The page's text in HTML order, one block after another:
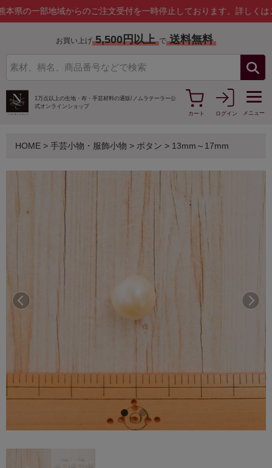
部地域からのご注文受付を一時停止しております。詳しくはこちら
お買い上げ 5,500円以上 で 送料無料
1万点以上の生地・布・手芸材料の通販/ ノムラテーラー公
式オンラインショップ
カート
ログイン メニュー
HOME > 手芸小物・服飾小物 > ボタン > 13mm～17mm
前へ 次へ